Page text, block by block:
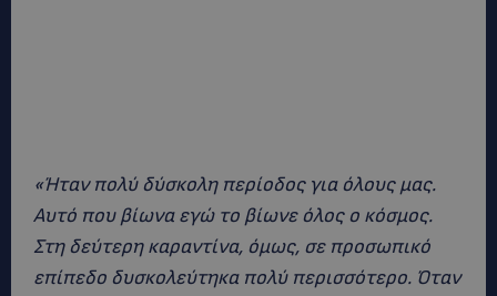
«Ήταν πολύ δύσκολη περίοδος για όλους μας.
Αυτό που βίωνα εγώ το βίωνε όλος ο κόσμος.
Στη δεύτερη καραντίνα, όμως, σε προσωπικό
επίπεδο δυσκολεύτηκα πολύ περισσότερο. Όταν